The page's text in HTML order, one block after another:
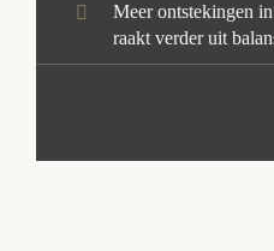
Meer ontstekingen
raakt verder uit